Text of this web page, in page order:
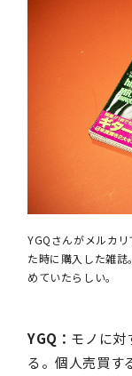
YGQさんがメルカ
た時に購入した雑
めていたらしい。
YGQ： モノに対
る。個人売買す